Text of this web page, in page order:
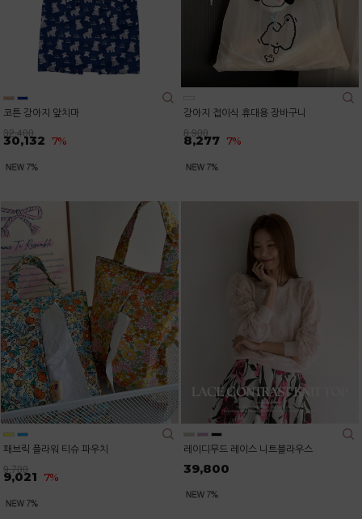
코튼 강아지 앞치마
32,400
30,132 7%
강아지 접이식 휴대용 장바구니
8,900
8,277 7%
패브릭 플라워 티슈 파우치
9,700
9,021 7%
레이디무드 레이스 니트블라우스
39,800